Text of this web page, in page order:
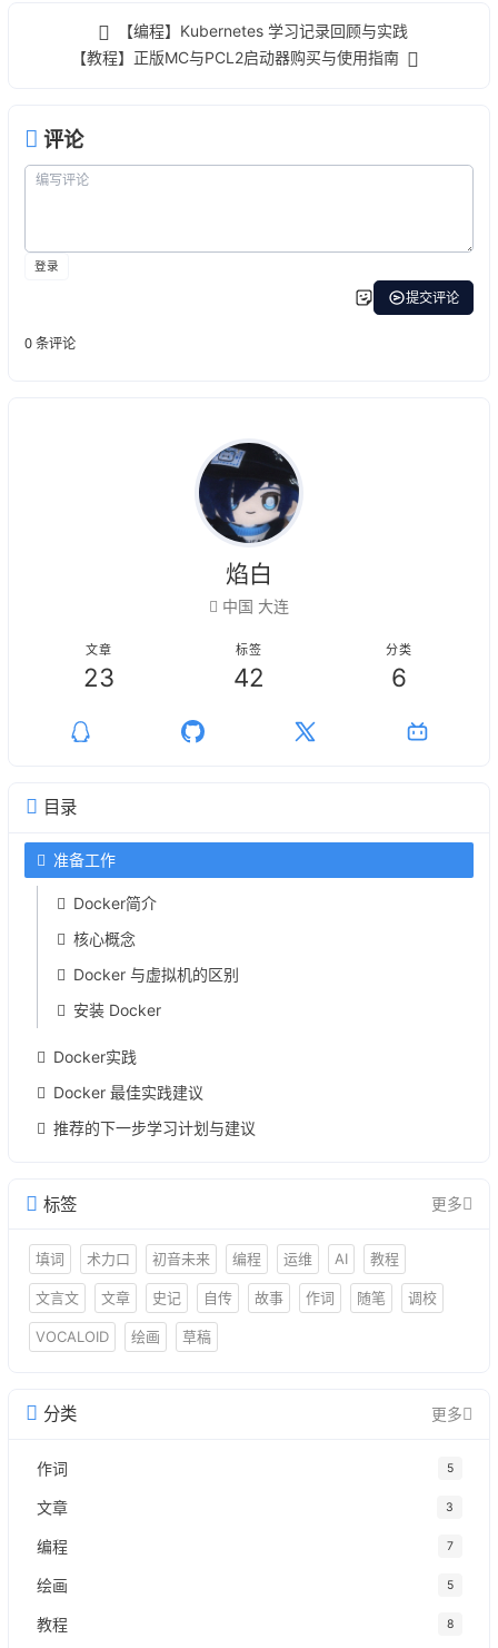
【编程】Kubernetes 学习记录回顾与实践
【教程】正版MC与PCL2启动器购买与使用指南
评论
焰白
中国 大连
文章
23
标签
42
分类
6
目录
准备工作
Docker简介
核心概念
Docker 与虚拟机的区别
安装 Docker
Docker实践
Docker 最佳实践建议
推荐的下一步学习计划与建议
标签 更多
填词 术力口 初音未来 编程 运维 AI 教程
文言文 文章 史记 自传 故事 作词 随笔 调校
VOCALOID 绘画 草稿
分类 更多
作词 5
文章 3
编程 7
绘画 5
教程 8